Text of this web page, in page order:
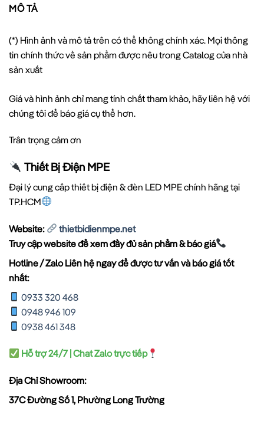
MÔ TẢ
(*) Hình ảnh và mô tả trên có thể không chính xác. Mọi thông
tin chính thức về sản phẩm được nêu trong Catalog của nhà
sản xuất
Giá và hình ảnh chỉ mang tính chất tham khảo, hãy liên hệ với
chúng tôi để báo giá cụ thể hơn.
Trân trọng cảm ơn
Thiết Bị Điện MPE
Đại lý cung cấp thiết bị điện & đèn LED MPE chính hãng tại
TP.HCM
Website:
thietbidienmpe.net
Truy cập website để xem đầy đủ sản phẩm & báo giá
Hotline / Zalo Liên hệ ngay để được tư vấn và báo giá tốt
nhất:
0933 320 468
0948 946 109
0938 461 348
Hỗ trợ 24/7 | Chat Zalo trực tiếp
Địa Chỉ Showroom:
37C Đường Số 1, Phường Long Trường